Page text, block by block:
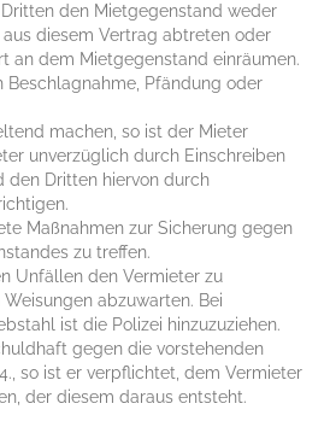
den Mietgegenstand weder
diesem Vertrag abtreten oder
an dem Mietgegenstand einräumen.
Beschlagnahme, Pfändung oder
machen, so ist der Mieter
unverzüglich durch Einschreiben
den Dritten hiervon durch
Maßnahmen zur Sicherung gegen
zu treffen.
Unfällen den Vermieter zu
abzuwarten. Bei
ist die Polizei hinzuzuziehen.
gegen die vorstehenden
so ist er verpflichtet, dem Vermieter
der diesem daraus entsteht.